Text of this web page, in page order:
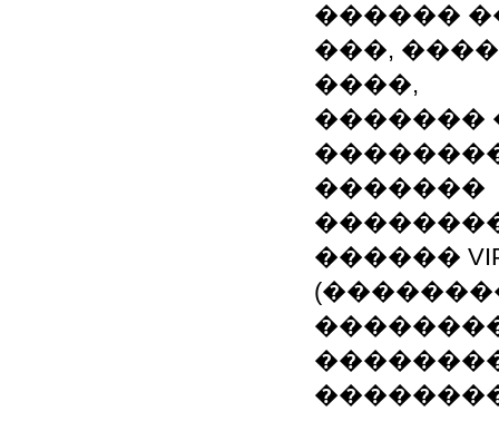
������
���,
����,
�������
�������
������